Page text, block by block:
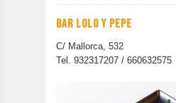
BAR LOLO Y PEPE
C/ Mallorca, 532
Tel. 932317207 / 660632575